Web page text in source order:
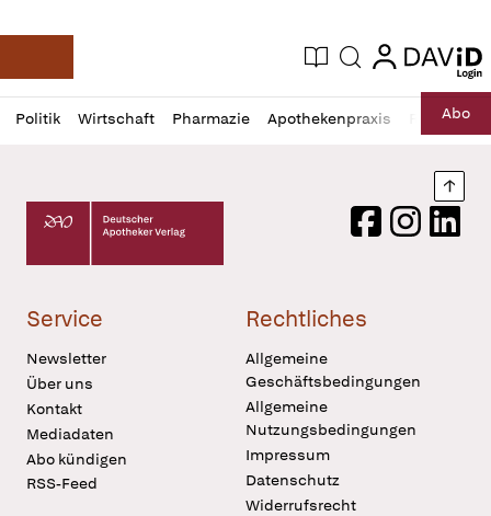
Deutsche Apotheker Zeitung
Aktuelle Ausgabe
Suche login
login
Politik Wirtschaft Pharmazie Apothekenpraxis RechtAbo
Profil
öffnen
Daz
Pur
Deutscher Apotheker Verlag Logo
FacebookInstagram
Service
Newsletter
Über uns
Kontakt
Mediadaten
Abo kündigen
RSS-Feed
Rechtliches
Allgemeine
Geschäftsbedingungen
Allgemeine
Nutzungsbedingungen
Impressum
Datenschutz
Widerrufsrecht